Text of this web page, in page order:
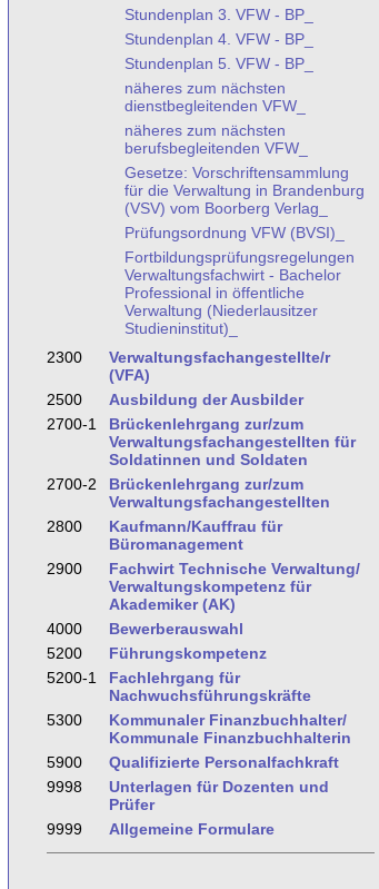
Stundenplan 3. VFW - BP_
Stundenplan 4. VFW - BP_
Stundenplan 5. VFW - BP_
näheres zum nächsten
dienstbegleitenden VFW_
näheres zum nächsten
berufsbegleitenden VFW_
Gesetze: Vorschriftensammlung
für die Verwaltung in Brandenburg
(VSV) vom Boorberg Verlag_
Prüfungsordnung VFW (BVSI)_
Fortbildungsprüfungsregelungen
Verwaltungsfachwirt - Bachelor
Professional in öffentliche
Verwaltung (Niederlausitzer
Studieninstitut)_
2300
Verwaltungsfachangestellte/r
(VFA)
2500
Ausbildung der Ausbilder
2700-1
Brückenlehrgang zur/zum
Verwaltungsfachangestellten für
Soldatinnen und Soldaten
2700-2
Brückenlehrgang zur/zum
Verwaltungsfachangestellten
2800
Kaufmann/Kauffrau für
Büromanagement
2900
Fachwirt Technische Verwaltung/
Verwaltungskompetenz für
Akademiker (AK)
4000
Bewerberauswahl
5200
Führungskompetenz
5200-1
Fachlehrgang für
Nachwuchsführungskräfte
5300
Kommunaler Finanzbuchhalter/
Kommunale Finanzbuchhalterin
5900
Qualifizierte Personalfachkraft
9998
Unterlagen für Dozenten und
Prüfer
9999
Allgemeine Formulare